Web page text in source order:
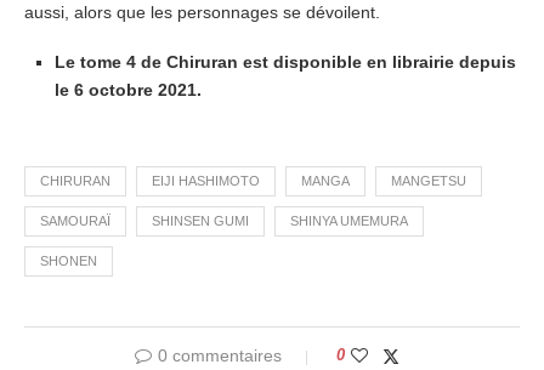
aussi, alors que les personnages se dévoilent.
Le tome 4 de Chiruran est disponible en librairie depuis
le 6 octobre 2021.
CHIRURAN EIJI HASHIMOTO MANGA MANGETSU
SAMOURAÏ SHINSEN GUMI SHINYA UMEMURA
SHONEN
0 commentaires 0